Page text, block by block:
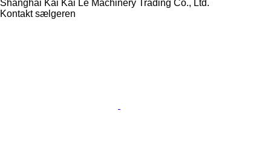
Shanghai Kai Kai Le Machinery Trading Co., Ltd.
Kontakt sælgeren